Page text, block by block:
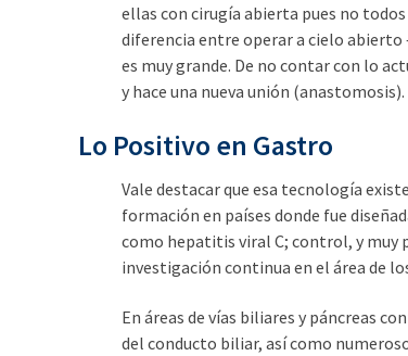
ellas con cirugía abierta pues no
diferencia entre operar a cielo abierto
es muy grande. De no contar con lo
y hace una nueva unión (anastomosis).
Lo Positivo en Gastro
Vale destacar que esa tecnología
formación en países donde fue
como hepatitis viral C; control, y muy
investigación continua en el área de
En áreas de vías biliares y páncreas
del conducto biliar, así como